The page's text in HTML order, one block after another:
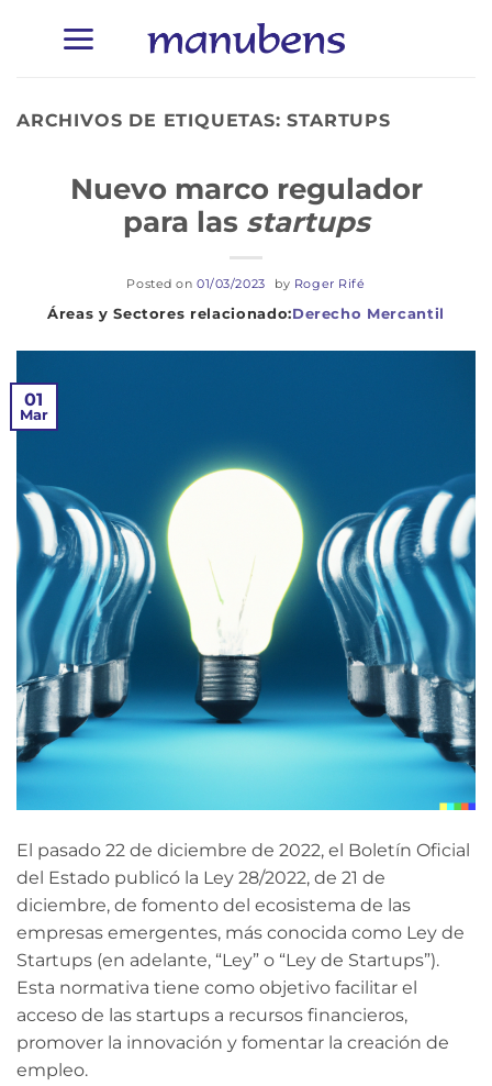
ARCHIVOS DE ETIQUETAS:STARTUPS
Derecho Mercantil
Nuevo marco regulador
para las startups
Posted on01/03/2023 by Roger Rifé
01
Mar
El pasado 22 de diciembre de 2022, el Boletín Oficial
del Estado publicó la Ley 28/2022, de 21 de
diciembre, de fomento del ecosistema de las
empresas emergentes, más conocida como Ley de
Startups (en adelante, “Ley” o “Ley de Startups”).
Esta normativa tiene como objetivo facilitar el
acceso de las startups a recursos financieros,
promover la innovación y fomentar la creación de
empleo.